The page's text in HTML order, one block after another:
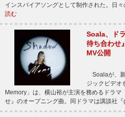
インスパイアソングとして制作された。日
読む
Soala、ド
待ち合わせ
MV公開
Soalaが、
ジックビデ
Memory」は、横山裕が主演を務めるドラ
せ』のオープニング曲。同ドラマは講談社